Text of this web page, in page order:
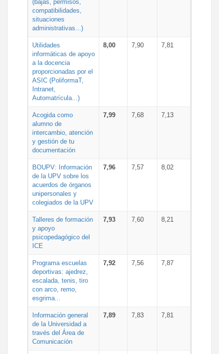
(bajas, permisos,
compatibilidades,
situaciones
administrativas...)
Utilidades
informáticas de apoyo
a la docencia
proporcionadas por el
ASIC (PoliformaT,
Intranet,
Automatrícula...)
8,00 7,90 7,81
Acogida como
alumno de
intercambio, atención
y gestión de tu
documentación
7,99 7,68 7,13
BOUPV: Información
de la UPV sobre los
acuerdos de órganos
unipersonales y
colegiados de la UPV
7,96 7,57 8,02
Talleres de formación
y apoyo
psicopedagógico del
ICE
7,93 7,60 8,21
Programa escuelas
deportivas: ajedrez,
escalada, tenis, tiro
con arco, remo,
esgrima...
7,92 7,56 7,87
Información general
de la Universidad a
través del Área de
Comunicación
7,89 7,83 7,81